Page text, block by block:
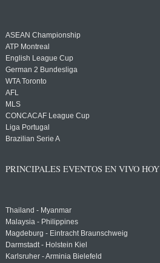
ASEAN Championship
ATP Montreal
English League Cup
German 2 Bundesliga
WTA Toronto
AFL
MLS
CONCACAF League Cup
Liga Portugal
Brazilian Serie A
PRINCIPALES EVENTOS EN VIVO HOY
Thailand - Myanmar
Malaysia - Philippines
Magdeburg - Eintracht Braunschweig
Darmstadt - Holstein Kiel
Karlsruher - Arminia Bielefeld